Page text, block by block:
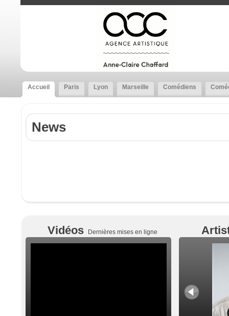
Accueil Paris Lyon Marseille Comédiens
News
Vidéos Dernières mises en ligne